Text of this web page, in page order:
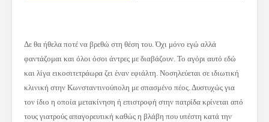
Δε θα ήθελα ποτέ να βρεθώ στη θέση του. Όχι μόνο εγώ αλλά
φαντάζομαι και όλοι όσοι άντρες με διαβάζουν. Το αγόρι αυτό εδώ
και λίγα εικοσιτετράωρα ζει έναν εφιάλτη. Νοσηλεύεται σε ιδιωτική
κλινική στην Κωνσταντινούπολη με σπασμένο πέoς. Δυστυχώς για
τον ίδιο η οποία μετακίνηση ή επιστροφή στην πατρίδα κρίνεται από
τους γιατρούς απαγορευτική καθώς η βλάβη που υπέστη κατά την